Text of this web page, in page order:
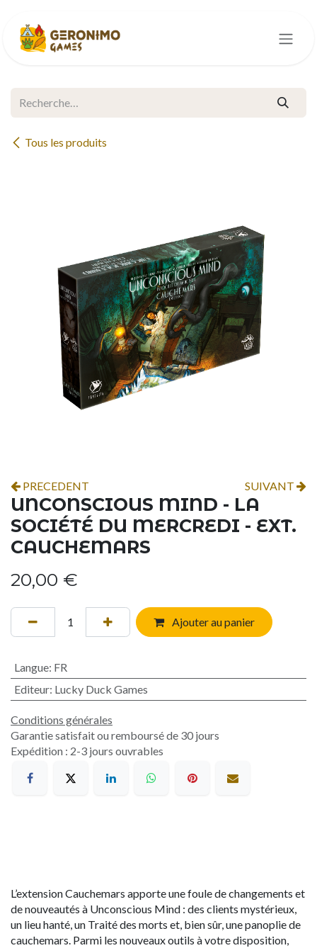
Tous les produits
PRECEDENT SUIVANT
UNCONSCIOUS MIND - LA
SOCIÉTÉ DU MERCREDI - EXT.
CAUCHEMARS
20,00 €
Ajouter au panier
Langue: FR
Editeur: Lucky Duck Games
Conditions générales
Garantie satisfait ou remboursé de 30 jours
Expédition : 2-3 jours ouvrables
L’extension Cauchemars apporte une foule de changements et
de nouveautés à Unconscious Mind : des clients mystérieux,
un lieu hanté, un Traité des morts et, bien sûr, une panoplie de
cauchemars. Parmi les nouveaux outils à votre disposition,